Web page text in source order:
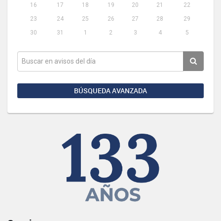
16 17 18 19 20 21
22
23
24 25 26 27 28
29
30
31 1 2 3 4 5
BÚSQUEDA AVANZADA